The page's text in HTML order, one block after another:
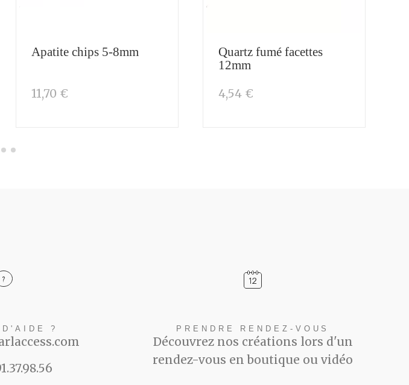
Apatite chips 5-8mm
11,70 €
Quartz fumé facettes
12mm
4,54 €
D'AIDE ? PRENDRE RENDEZ-VOUS
Découvrez nos créations lors d'un
rendez-vous en boutique ou vidéo